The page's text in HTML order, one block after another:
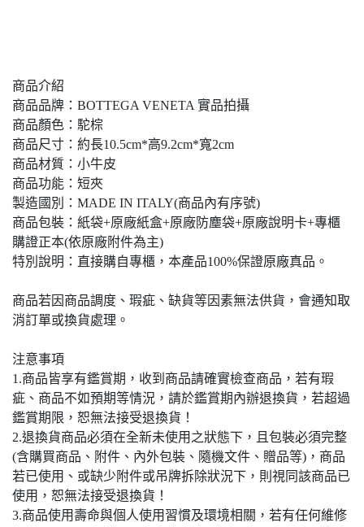
商品介紹
商品品牌：BOTTEGA VENETA 實品拍攝
商品顏色：駝棕
商品尺寸：約長10.5cm*高9.2cm*寬2cm
商品材質：小牛皮
商品功能：短夾
製造國別：MADE IN ITALY(商品內有序號)
商品包裝：紙袋+原廠紙盒+原廠防塵袋+原廠說明卡+專櫃
購證正本(依原廠附件為主)
特別說明：直接購自專櫃，本產品100%保證原廠真品。
商品若因商品調度、瑕疵、缺貨等因素無法供貨，會通知取
消訂單或換貨處理。
注意事項
1.商品皆享有鑑賞期，收到商品請確實檢查商品，若有瑕
疵、商品不如預期等情況，請於鑑賞期內辦退換貨，若超過
鑑賞期限，恕無法接受退換貨！
2.退換貨商品必須在全新未使用之狀態下，且包裝必須完整
(含購買商品、附件、內外包裝、隨機文件、贈品等)，商品
若已使用、或缺少附件或吊牌拆除狀況下，則視同該商品已
使用，恕無法接受退換貨！
3.商品使用壽命與個人使用習慣及環境相關，若有任何維修